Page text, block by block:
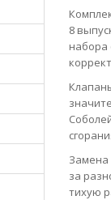
8
набора
Замена
за
тихую